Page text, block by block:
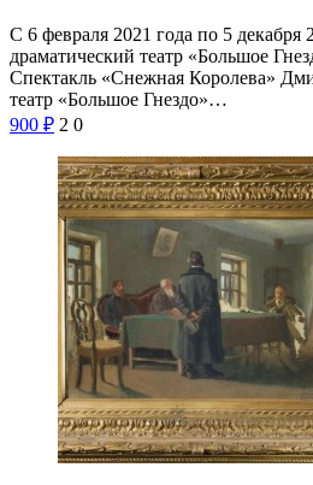
С 6 февраля 2021 года по 5 декабря
драматический театр «Большое
Спектакль «Снежная Королева»
театр «Большое Гнездо»…
900 ₽ 2 0